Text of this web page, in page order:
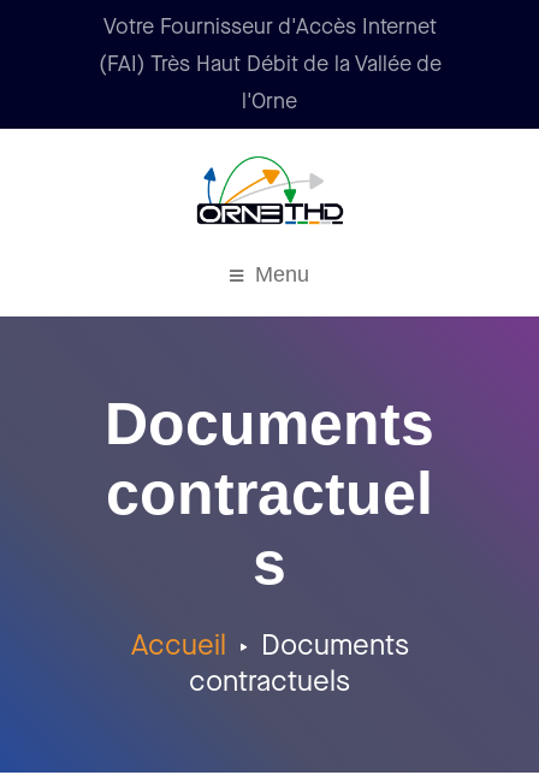
Votre Fournisseur d'Accès Internet
(FAI) Très Haut Débit de la Vallée de
l'Orne
Menu
Documents
contractuel
s
Accueil
Documents
contractuels